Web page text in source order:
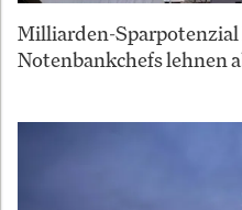
Milliarden-Sparpotenzial
Notenbankchefs lehnen